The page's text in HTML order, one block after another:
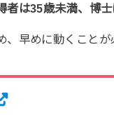
者は35歳未満、博
、早めに動くことが